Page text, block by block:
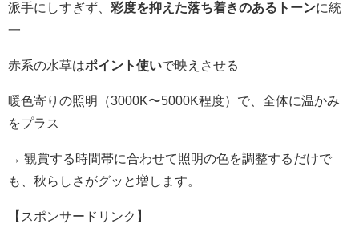
派手にしすぎず、 彩度を抑えた落ち着きのあるトーンに統
一
赤系の水草はポイント使いで映えさせる
暖色寄りの照明（3000K〜5000K程度）で、全体に温かみ
をプラス
→ 観賞する時間帯に合わせて照明の色を調整するだけで
も、秋らしさがグッと増します。
【スポンサードリンク】